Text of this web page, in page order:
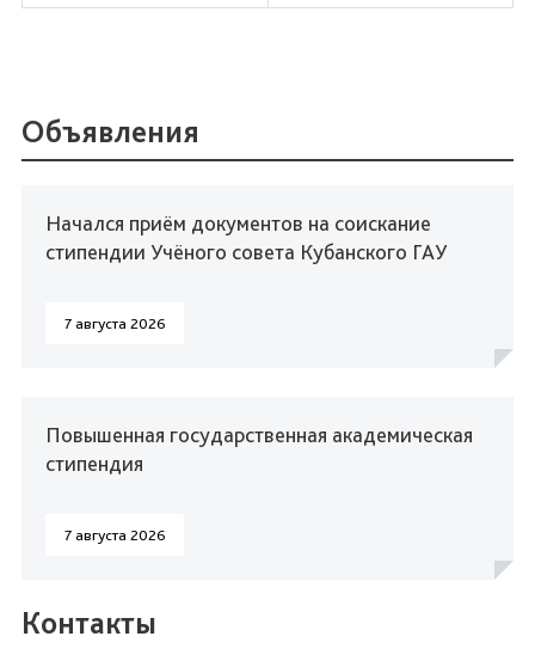
Объявления
Начался приём документов на соискание
стипендии Учёного совета Кубанского ГАУ
7 августа 2026
Повышенная государственная академическая
стипендия
7 августа 2026
Контакты